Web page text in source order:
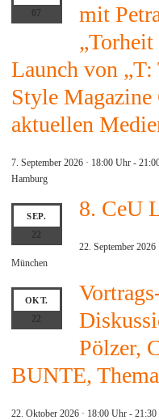
07
mit
„Torheit
Launch von
Style Magazine
aktuellen
7. September 2026 · 18:00 Uhr -
Hamburg
SEP.
22
8. CeU
22. September 2026
München
OKT.
22
Pölzer,
BUNTE,
22. Oktober 2026 · 18:00 Uhr -